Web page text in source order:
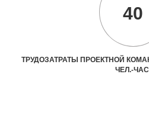
40
ТРУДОЗАТРАТЫ ПРОЕКТНОЙ
ЧЕЛ.-